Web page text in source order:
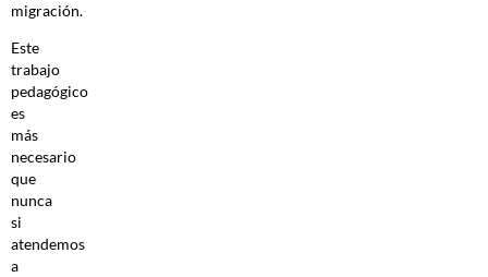
migración.
Este
trabajo
pedagógico
es
más
necesario
que
nunca
si
atendemos
a